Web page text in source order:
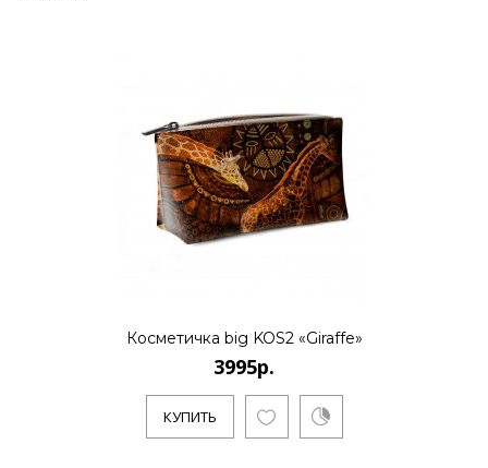
Косметичка big KOS2 «Giraffe»
3995р.
КУПИТЬ